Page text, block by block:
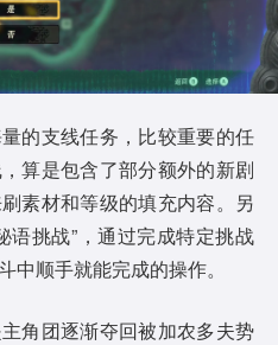
的支线任务，比较重要的任
算是包含了部分额外的新剧
素材和等级的填充内容。另
语挑战”，通过完成特定挑战
中顺手就能完成的操作。
角团逐渐夺回被加农多夫势